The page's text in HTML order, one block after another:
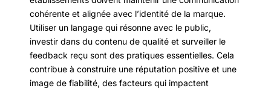
cohérente et alignée avec l’identité de la marque.
Utiliser un langage qui résonne avec le public,
investir dans du contenu de qualité et surveiller le
feedback reçu sont des pratiques essentielles. Cela
contribue à construire une réputation positive et une
image de fiabilité, des facteurs qui impactent